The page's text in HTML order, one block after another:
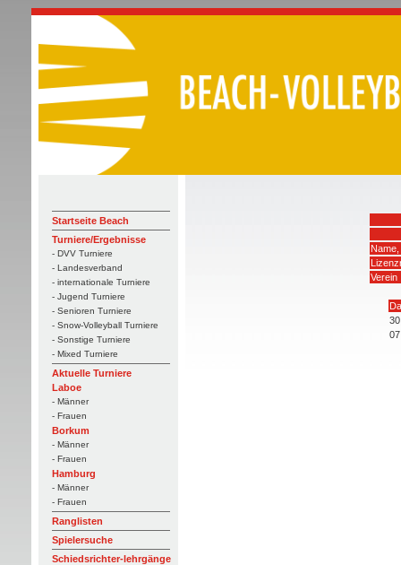
Startseite Beach
Turniere/Ergebnisse
- DVV Turniere
- Landesverband
- internationale Turniere
- Jugend Turniere
- Senioren Turniere
- Snow-Volleyball Turniere
- Sonstige Turniere
- Mixed Turniere
Aktuelle Turniere
Laboe
- Männer
- Frauen
Borkum
- Männer
- Frauen
Hamburg
- Männer
- Frauen
Ranglisten
Spielersuche
Schiedsrichter-lehrgänge
Verein